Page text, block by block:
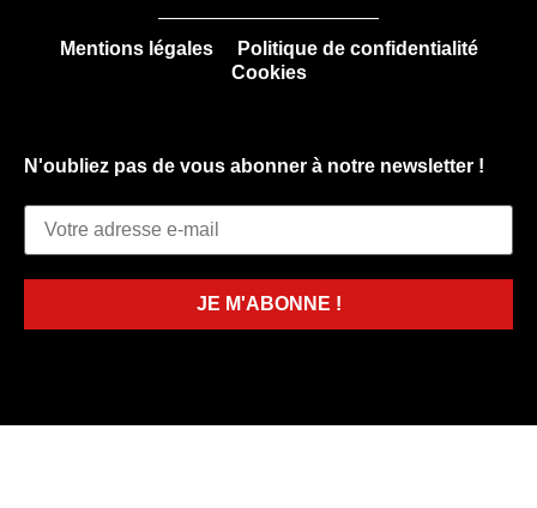
Mentions légales
Politique de confidentialité
Cookies
N'oubliez pas de vous abonner à notre newsletter !